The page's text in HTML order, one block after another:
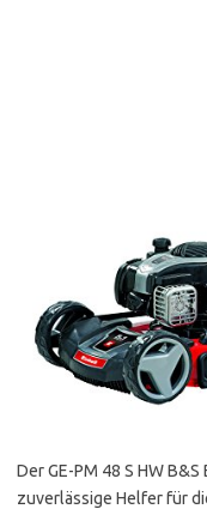
Der GE-PM 48 S HW
zuverlässige Helfer für